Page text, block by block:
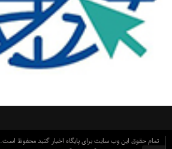
تمام حقوق این وب سایت برای پایگاه اخبار گنبد محفوظ است.